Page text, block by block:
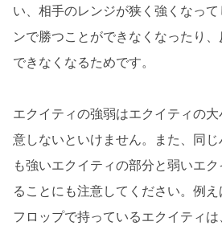
い、相手のレンジが狭く強くなっ
ンで勝つことができなくなったり
できなくなるためです。
エクイティの強弱はエクイティの
意しないといけません。また、同
も強いエクイティの部分と弱いエ
ることにも注意してください。例
フロップで持っているエクイティ